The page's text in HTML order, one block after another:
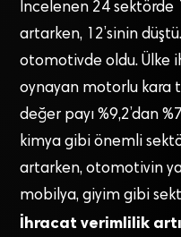
İncelenen 24 sektörde
artarken, 12’sinin
otomotivde oldu. Ülke
oynayan motorlu kara
değer payı %9,2’dan
kimya gibi önemli
artarken, otomotivin
mobilya, giyim gibi
İhracat verimlilik